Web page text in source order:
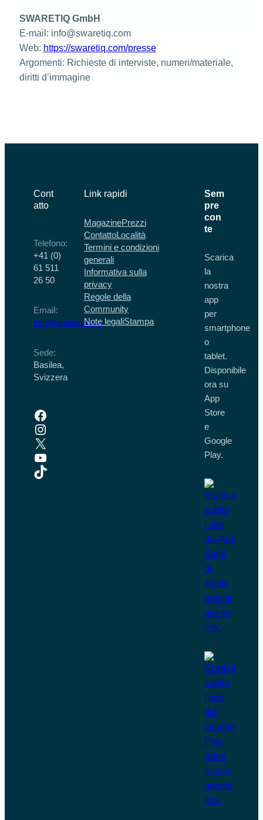
SWARETIQ GmbH
E-mail: info@swaretiq.com
Web: https://swaretiq.com/presse
Argomenti: Richieste di interviste, numeri/materiale,
diritti d’immagine
Cont
atto
Telefono:
+41 (0)
61 511
26 50
EmaiI:
info@duolivo.com
Sede:
Basilea,
Svizzera
Facebook
Instagram
X
YouTube
TikTok
Link rapidi
MagazinePrezzi
ContattoLocalità
Termini e condizioni
generali
Informativa sulla
privacy
Regole della
Community
Note legaliStampa
Sem
pre
con
te
Scarica
la
nostra
app
per
smartphone
o
tablet.
Disponibile
ora su
App
Store
e
Google
Play.